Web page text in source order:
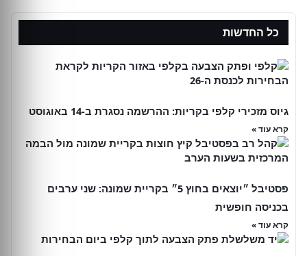
כל החדשות
גיוס מזכירי קלפי בקריות: ההרשמה נסגרת ב-14 באוגוסט
קרא עוד »
פסטיבל ״יוצאים בחוץ 5״ בקריית שמונה: שני ערבים
בכניסה חופשית
קרא עוד »